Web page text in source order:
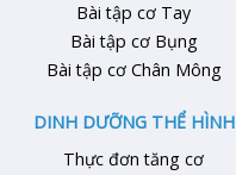
Bài tập cơ Tay
Bài tập cơ Bụng
Bài tập cơ Chân Mông
DINH DƯỠNG THỂ HÌNH
Thực đơn tăng cơ